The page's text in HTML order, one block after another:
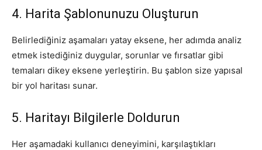
4. Harita Şablonunuzu Oluşturun
Belirlediğiniz aşamaları yatay eksene, her adımda analiz
etmek istediğiniz duygular, sorunlar ve fırsatlar gibi
temaları dikey eksene yerleştirin. Bu şablon size yapısal
bir yol haritası sunar.
5. Haritayı Bilgilerle Doldurun
Her aşamadaki kullanıcı deneyimini, karşılaştıkları